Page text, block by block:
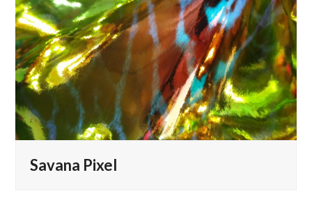
Savana Pixel